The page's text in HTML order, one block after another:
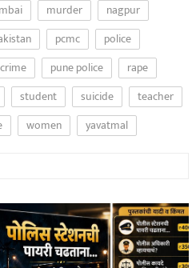
murder
nagpur
pcmc
police
pune police
rape
student suicide
teacher
women yavatmal